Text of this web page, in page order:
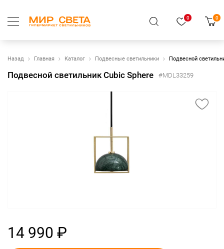
0 0
Назад Главная Каталог Подвесные светильники Подвесной
Подвесной светильник Cubic Sphere #MDL33259
14 990 ₽